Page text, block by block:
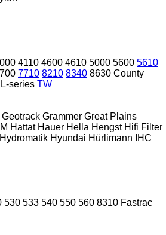
4110 4600 4610 5000 5600 5610
7710 8210 8340 8630 County
L-series TW
Geotrack Grammer Great Plains
Hattat Hauer Hella Hengst Hifi Filter
Hydromatik Hyundai Hürlimann
IHC
530 533 540 550 560 8310 Fastrac